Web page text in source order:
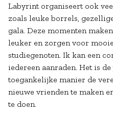
Labyrint organiseert ook
zoals leuke borrels,
gala. Deze momenten
leuker en zorgen voor
studiegenoten. Ik kan een
iedereen aanraden. Het is
toegankelijke manier de
nieuwe vrienden te maken
te doen.